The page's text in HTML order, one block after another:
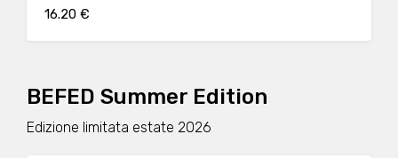
16.20 €
BEFED Summer Edition
Edizione limitata estate 2026